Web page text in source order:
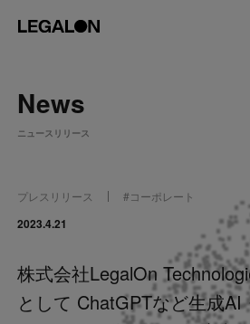
About
役
Service
News
News
ニュースリリース
プレスリリース #コーポレート
2023.4.21
株式会社LegalOn
として ChatGPTなど生成